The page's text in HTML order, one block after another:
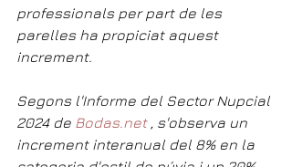
professionals per part de les
parelles ha propiciat aquest
increment.
Segons l'Informe del Sector Nupcial
2024 de Bodas.net , s'observa un
increment interanual del 8% en la